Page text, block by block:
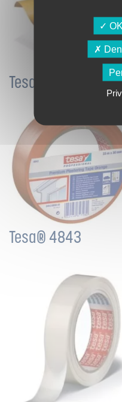
Tesa® 4900
Tesa® 4843